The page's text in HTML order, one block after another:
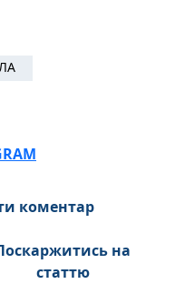
коментар
на
статтю